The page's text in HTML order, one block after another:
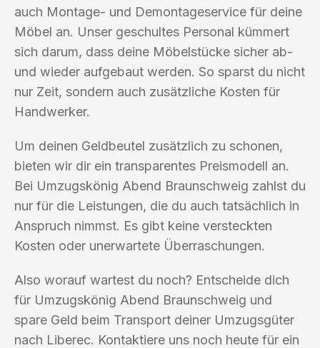
auch Montage- und Demontageservice für deine
Möbel an. Unser geschultes Personal kümmert
sich darum, dass deine Möbelstücke sicher ab-
und wieder aufgebaut werden. So sparst du nicht
nur Zeit, sondern auch zusätzliche Kosten für
Handwerker.
Um deinen Geldbeutel zusätzlich zu schonen,
bieten wir dir ein transparentes Preismodell an.
Bei Umzugskönig Abend Braunschweig zahlst du
nur für die Leistungen, die du auch tatsächlich in
Anspruch nimmst. Es gibt keine versteckten
Kosten oder unerwartete Überraschungen.
Also worauf wartest du noch? Entscheide dich
für Umzugskönig Abend Braunschweig und
spare Geld beim Transport deiner Umzugsgüter
nach Liberec. Kontaktiere uns noch heute für ein